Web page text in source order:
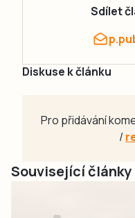
Sdílet
Diskuse k článku
Pro přidávání
/
Související články